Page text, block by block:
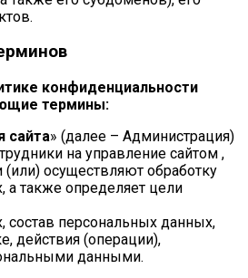
конфиденциальности
термины:
сайта» (далее – Администрация)
на управление сайтом ,
осуществляют обработку
а также определяет цели
состав персональных данных,
действия (операции),
данными.